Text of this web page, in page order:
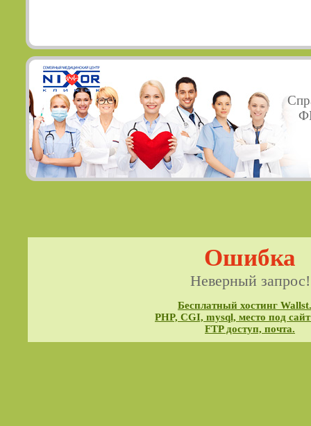
Ошибка
Неверный запрос!
Бесплатный хостинг
PHP, CGI, mysql, место под
FTP доступ, почта.